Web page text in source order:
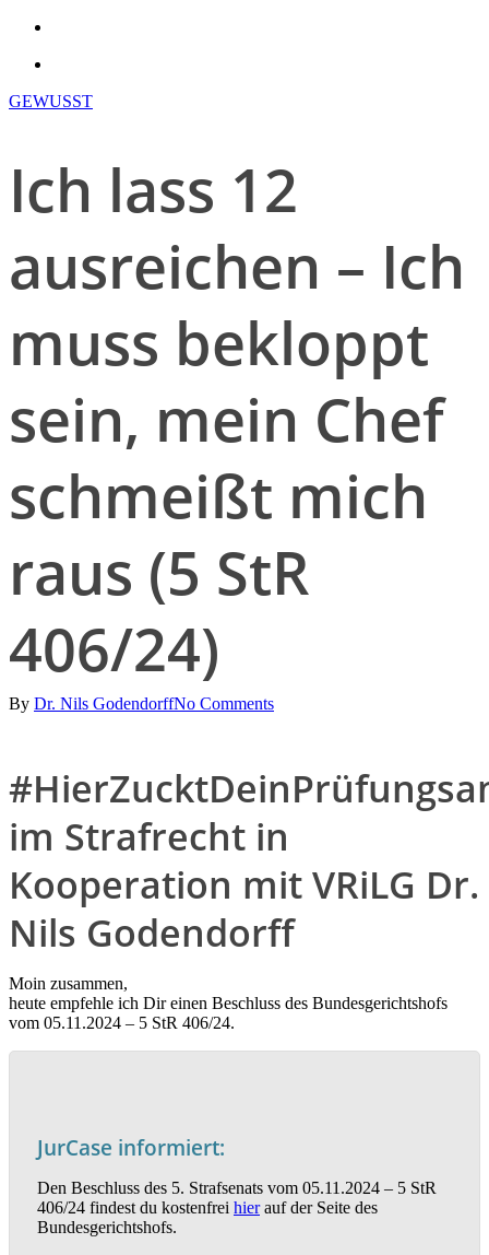
GEWUSST
Ich lass 12
ausreichen – Ich
muss bekloppt
sein, mein Chef
schmeißt mich
raus (5 StR
406/24)
By Dr. Nils GodendorffNo Comments
im Strafrecht in
Kooperation mit VRiLG Dr.
Nils Godendorff
Moin zusammen,
heute empfehle ich Dir einen Beschluss des Bundesgerichtshofs
vom 05.11.2024 – 5 StR 406/24.
JurCase informiert:
Den Beschluss des 5. Strafsenats vom 05.11.2024 – 5 StR
406/24 findest du kostenfrei hierauf der Seite des
Bundesgerichtshofs.